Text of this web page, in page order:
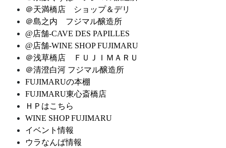
＠天満橋店 ショップ＆デリ
＠島之内 フジマル醸造所
@店舗-CAVE DES PAPILLES
@店舗-WINE SHOP FUJIMARU
＠浅草橋店 ＦＵＪＩＭＡＲＵ
＠清澄白河 フジマル醸造所
FUJIMARUの本棚
FUJIMARU東心斎橋店
ＨＰはこちら
WINE SHOP FUJIMARU
イベント情報
ウラなんば情報